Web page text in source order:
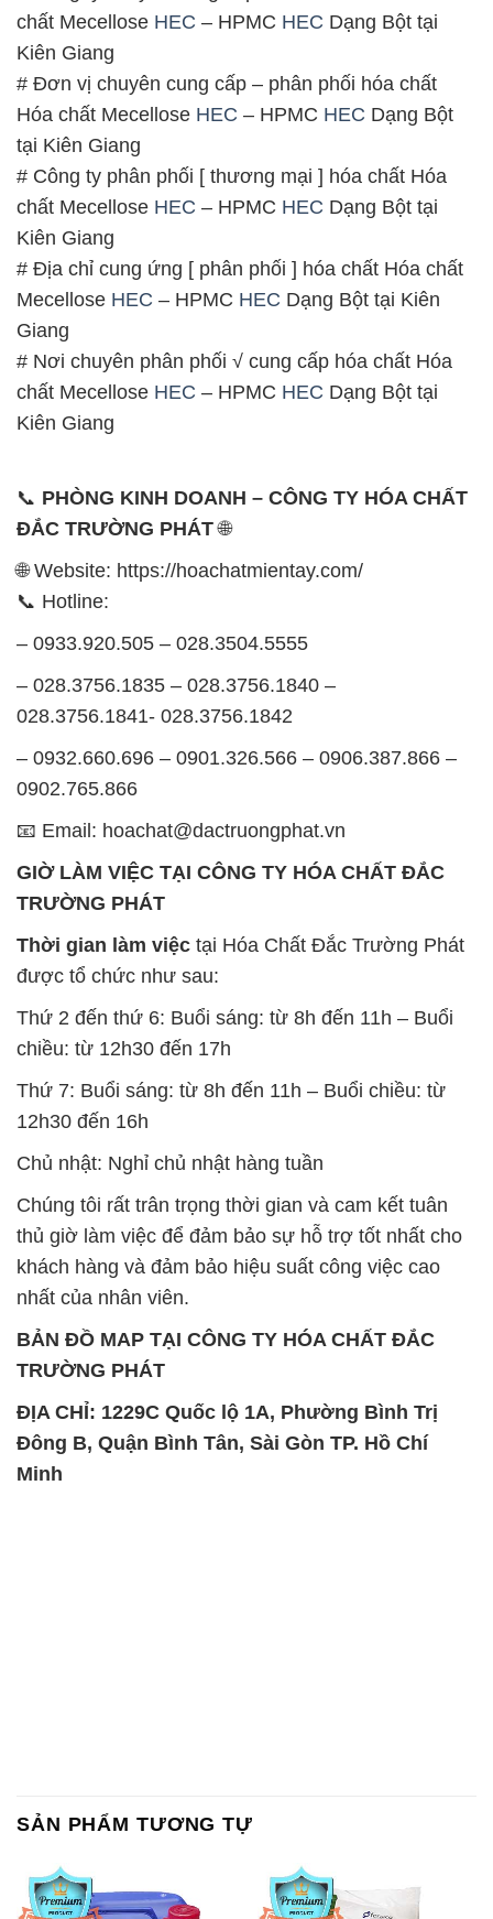
chất Mecellose HEC – HPMC HEC Dạng Bột tại
Kiên Giang
# Đơn vị chuyên cung cấp – phân phối hóa chất
Hóa chất Mecellose HEC – HPMC HEC Dạng Bột
tại Kiên Giang
# Công ty phân phối [ thương mại ] hóa chất Hóa
chất Mecellose HEC – HPMC HEC Dạng Bột tại
Kiên Giang
# Địa chỉ cung ứng [ phân phối ] hóa chất Hóa chất
Mecellose HEC – HPMC HEC Dạng Bột tại Kiên
Giang
# Nơi chuyên phân phối √ cung cấp hóa chất Hóa
chất Mecellose HEC – HPMC HEC Dạng Bột tại
Kiên Giang
📞 PHÒNG KINH DOANH – CÔNG TY HÓA CHẤT
ĐẮC TRƯỜNG PHÁT🌐
🌐 Website: https://hoachatmientay.com/
📞 Hotline:
– 0933.920.505 – 028.3504.5555
– 028.3756.1835 – 028.3756.1840 –
028.3756.1841- 028.3756.1842
– 0932.660.696 – 0901.326.566 – 0906.387.866 –
0902.765.866
📧 Email: hoachat@dactruongphat.vn
GIỜ LÀM VIỆC TẠI CÔNG TY HÓA CHẤT ĐẮC
TRƯỜNG PHÁT
Thời gian làm việc tại Hóa Chất Đắc Trường Phát
được tổ chức như sau:
Thứ 2 đến thứ 6: Buổi sáng: từ 8h đến 11h – Buổi
chiều: từ 12h30 đến 17h
Thứ 7: Buổi sáng: từ 8h đến 11h – Buổi chiều: từ
12h30 đến 16h
Chủ nhật: Nghỉ chủ nhật hàng tuần
Chúng tôi rất trân trọng thời gian và cam kết tuân
thủ giờ làm việc để đảm bảo sự hỗ trợ tốt nhất cho
khách hàng và đảm bảo hiệu suất công việc cao
nhất của nhân viên.
BẢN ĐỒ MAP TẠI CÔNG TY HÓA CHẤT ĐẮC
TRƯỜNG PHÁT
ĐỊA CHỈ: 1229C Quốc lộ 1A, Phường Bình Trị
Đông B, Quận Bình Tân, Sài Gòn TP. Hồ Chí
Minh
SẢN PHẨM TƯƠNG TỰ